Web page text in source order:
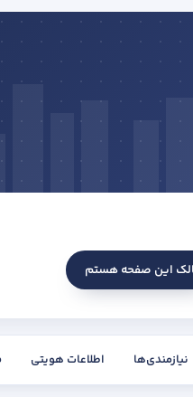
این صفحه هستم
نیازمندی‌ها اطلاعات هویتی